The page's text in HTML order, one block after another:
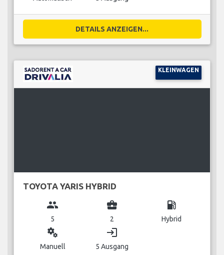
DETAILS ANZEIGEN...
KLEINWAGEN
TOYOTA YARIS HYBRID
group
5
business_center
2
local_gas_station
Hybrid
miscellaneous_services
Manuell
login
5 Ausgang